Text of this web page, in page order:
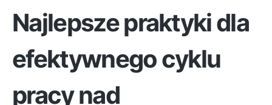
Najlepsze praktyki dla
efektywnego cyklu
pracy nad